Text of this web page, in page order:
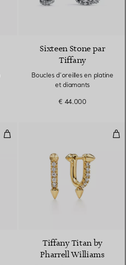
Sixteen Stone par
Tiffany
Boucles d’oreilles en platine
et diamants
€ 44.000
Boucles d’oreilles Small en or
Tiffany Titan by
Pharrell Williams